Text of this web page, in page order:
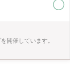
開催しています。